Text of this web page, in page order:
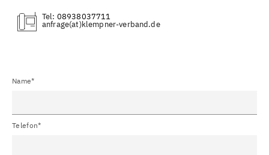
Tel: 08938037711
(at)
Name*
Telefon*